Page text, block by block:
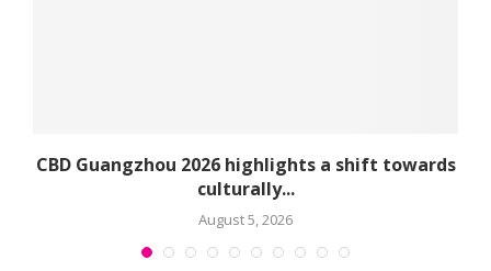
CBD Guangzhou 2026 highlights a shift towards
culturally...
August 5, 2026